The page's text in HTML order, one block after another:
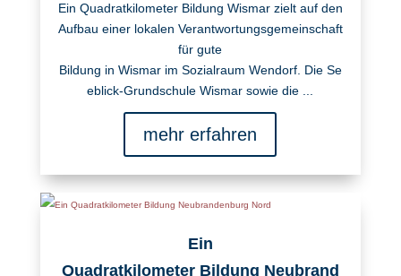
Ein Quadratkilometer Bildung Wismar zielt auf den
Aufbau einer lokalen Verantwortungsgemeinschaft
für gute
Bildung in Wismar im Sozialraum Wendorf. Die Se
eblick-Grundschule Wismar sowie die ...
mehr erfahren
Ein
Quadratkilometer Bildung Neubrand